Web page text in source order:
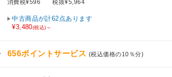
消費税¥596 税抜¥5,964
中古商品が計62点あります
¥3,480(税込)～
656ポイントサービス (税込価格の10％分)